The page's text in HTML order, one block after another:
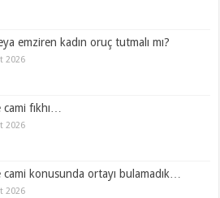
emziren kadın oruç tutmalı mı?
2026
fıkhı…
2026
cami konusunda ortayı bulamadık…
2026